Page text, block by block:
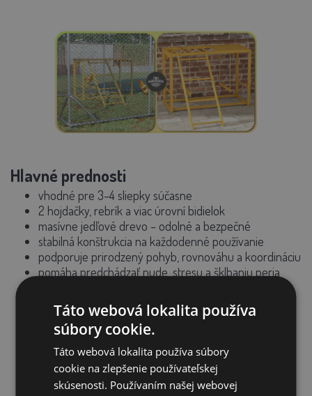
Hlavné prednosti
vhodné pre 3–4 sliepky súčasne
2 hojdačky, rebrík a viac úrovní bidielok
masívne jedľové drevo – odolné a bezpečné
stabilná konštrukcia na každodenné používanie
podporuje prirodzený pohyb, rovnováhu a koordináciu
pomáha predchádzať nude, stresu a šklbaniu peria
Táto webová lokalita používa
súbory cookie.
Táto webová lokalita používa súbory
cookie na zlepšenie používateľskej
skúsenosti. Používaním našej webovej